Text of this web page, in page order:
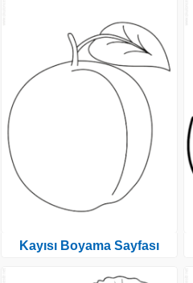
Kayısı Boyama Sayfası